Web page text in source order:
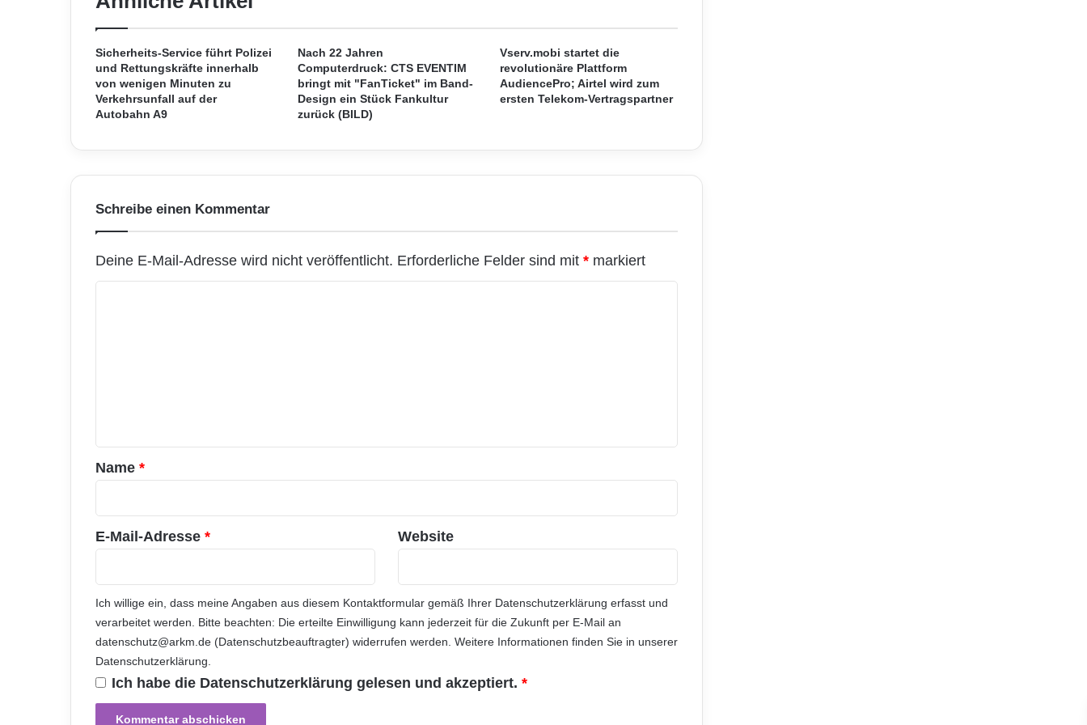
p
o
r
t
a
u
g
e
o
m
e
m
e
n
i
n
d
n
n
v
a
t
i
ü
r
d
S
o
n
Sicherheits-Service führt Polizei
und Rettungskräfte innerhalb
von wenigen Minuten zu
Verkehrsunfall auf der
Autobahn A9
Nach 22 Jahren
Computerdruck: CTS EVENTIM
bringt mit "FanTicket" im Band-
Design ein Stück Fankultur
zurück (BILD)
Vserv.mobi startet die
revolutionäre Plattform
AudiencePro; Airtel wird zum
ersten Telekom-Vertragspartner
Schreibe einen Kommentar
Deine E-Mail-Adresse wird nicht veröffentlicht. Erforderliche Felder sind mit * markiert
a
r
*
Name *
E-Mail-Adresse * Website
Ich willige ein, dass meine Angaben aus diesem Kontaktformular gemäß Ihrer Datenschutzerklärung erfasst und
verarbeitet werden. Bitte beachten: Die erteilte Einwilligung kann jederzeit für die Zukunft per E-Mail an
datenschutz@arkm.de (Datenschutzbeauftragter) widerrufen werden. Weitere Informationen finden Sie in unserer
Datenschutzerklärung
Ich habe die Datenschutzerklärung gelesen und akzeptiert. *